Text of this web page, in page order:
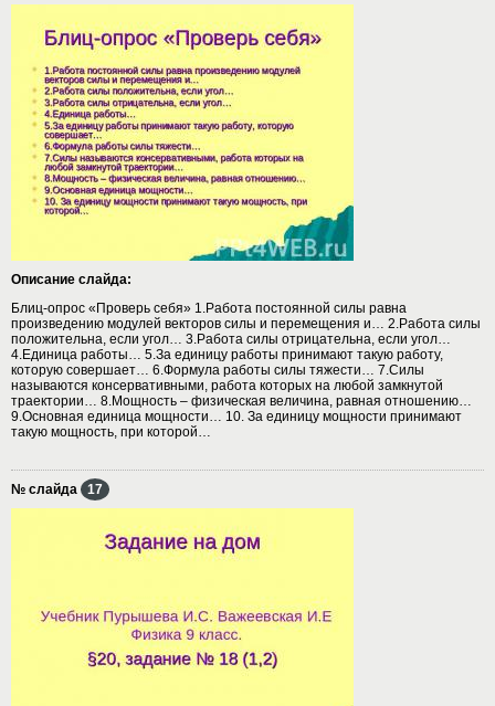
Описание слайда:
Блиц-опрос «Проверь себя» 1.Работа постоянной силы равна
произведению модулей векторов силы и перемещения и… 2.Работа силы
положительна, если угол… 3.Работа силы отрицательна, если угол…
4.Единица работы… 5.За единицу работы принимают такую работу,
которую совершает… 6.Формула работы силы тяжести… 7.Силы
называются консервативными, работа которых на любой замкнутой
траектории… 8.Мощность – физическая величина, равная отношению…
9.Основная единица мощности… 10. За единицу мощности принимают
такую мощность, при которой…
№ слайда 17